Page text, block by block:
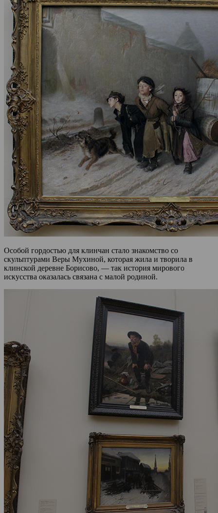
Особой гордостью для клинчан стало знакомство со
скульптурами Веры Мухиной, которая жила и творила в
клинской деревне Борисово, — так история мирового
искусства оказалась связана с малой родиной.